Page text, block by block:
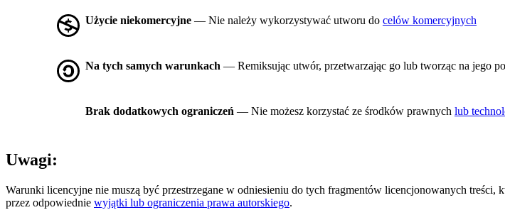
Użycie niekomercyjne — Nie należy wykorzystywać utworu do celów komercyjnych
Na tych samych warunkach — Remiksując utwór, przetwarzając go lub tworząc na jego
Brak dodatkowych ograniczeń — Nie możesz korzystać ze środków prawnych lub
Uwagi:
Warunki licencyjne nie muszą być przestrzegane w odniesieniu do tych fragmentów licencjonowanych
przez odpowiednie wyjątki lub ograniczenia prawa autorskiego.